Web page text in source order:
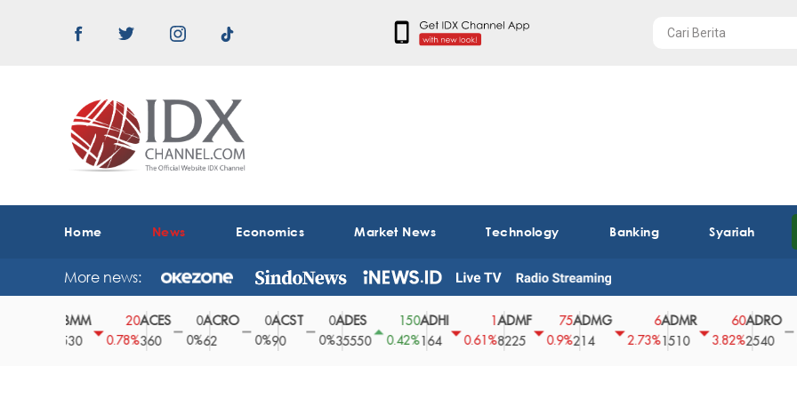
Home News Economics Market News Technology Banking Syariah
More news:
0.78%
ACES
360
0
0%
ACRO
0ACST
0
0%
ADES
35550
150
0.42%
ADHI
164
0.61%
ADMF
8225
75
0.9%
ADMG
214
2.73%
ADMR
1510
3.82%
ADRO
2540
0
0%